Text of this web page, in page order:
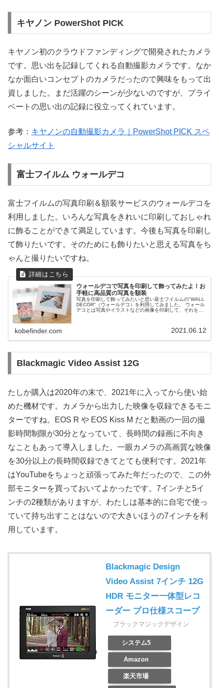
キヤノン PowerShot PICK
キヤノン初のクラウドファンディングで開発されたカメラ
です。思い出を記録してくれる自動撮影カメラです。なか
なか面白いコンセプトのカメラだったので興味をもって出
資しました。まだ活躍のシーンが少ないのですが、プライ
ベートの思い出の記録に役立ってくれています。
参考： キヤノンの自動撮影カメラ｜PowerShot PICK スペ
シャルサイト
富士フイルム ウォールデコ
富士フイルムの写真印刷＆額装サービスのウォールデコを
利用しました。いろんな写真をきれいに印刷しておしゃれ
に飾ることができて満足しています。今後も写真を印刷し
て飾りたいです。そのためにも飾りたいと思える写真をち
ゃんと撮りたいですね。
ウォールデコで写真を印刷して飾ってみたよ！お
手軽に高品質の写真を額装
写真を印刷して飾ってみたいと思い富士フイルムの"WALL
DECOR"（ウォールデコ）を利用してみました。 ウォール
デコとは写真やイラストなどの画像を印刷して、それを飾
kobefinder.com 2021.06.12
Blackmagic Video Assist 12G
たしか購入は2020年の末で、2021年に入ってから使い始
めた機材です。カメラから出力した映像を収録できるモニ
ターですね。EOS R や EOS Kiss M だと動画の一回の撮
影時間制限が30分となっていて、長時間の録画に不向き
なこともあって導入しました。一眼カメラの高画質な映像
を30分以上の長時間収録できてとても便利です。2021年
はYouTubeをちょっと頑張ってみた年だったので、この外
部モニターを買っておいてよかったです。7インチと5イ
ンチの2種類がありますが、わたしは基本的に自宅で使っ
ていて持ち出すことはないので大きいほうの7インチを利
用しています。
Blackmagic Design
Video Assist 7インチ 12G
HDR モニター一体型レコ
ーダー プロ仕様スコープ
ブラックマジックデザイン
システム5
Amazon
楽天市場